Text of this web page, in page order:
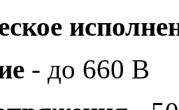
- до 660 В